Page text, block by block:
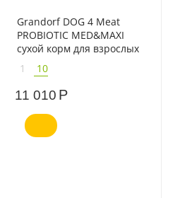
Grandorf DOG 4 Meat
PROBIOTIC MED&MAXI
сухой корм для взрослых
собак средних и
крупных пород, 4 мяса с
пробиотиками
1 10
11 010 Р